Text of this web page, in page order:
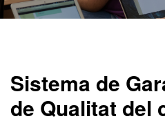
Sistema de
de Qualitat del